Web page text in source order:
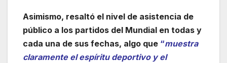
Asimismo, resaltó el nivel de asistencia de
público a los partidos del Mundial en todas y
cada una de sus fechas, algo que “muestra
claramente el espíritu deportivo y el